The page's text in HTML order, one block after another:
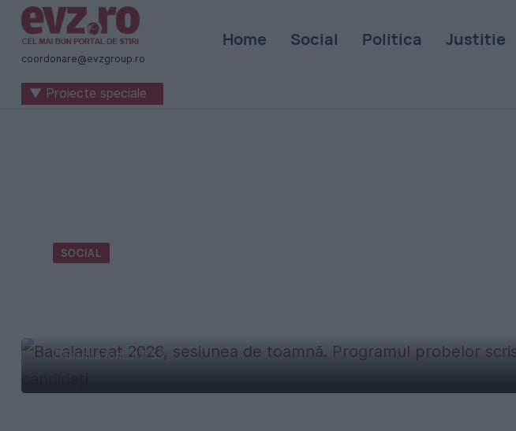
Știri
naționale
internaționale
coordonare@evzgroup.ro
Home Social Politica Justitie
▼ Proiecte speciale
SOCIAL
Bianca Ion 17:53